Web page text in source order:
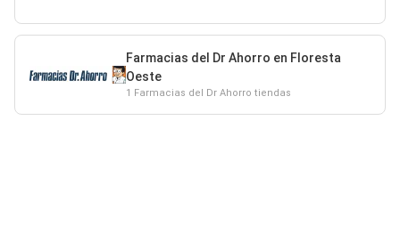
Farmacias del Dr Ahorro en Floresta
Oeste
1 Farmacias del Dr Ahorro tiendas